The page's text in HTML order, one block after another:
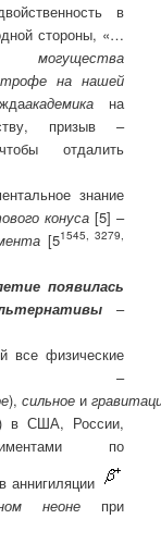
в
стороны, «…
могущества
на нашей
академика на
призыв –
отдалить
знание
конуса [5] –
[51545, 3279,
появилась
–
все физические
–
),сильное и
в США, России,
по
аннигиляции
неонепри